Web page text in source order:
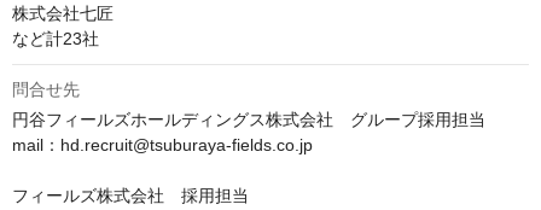
株式会社七匠
など計23社
問合せ先
円谷フィールズホールディングス株式会社　グループ採用担当
mail：hd.recruit@tsuburaya-fields.co.jp
フィールズ株式会社　採用担当